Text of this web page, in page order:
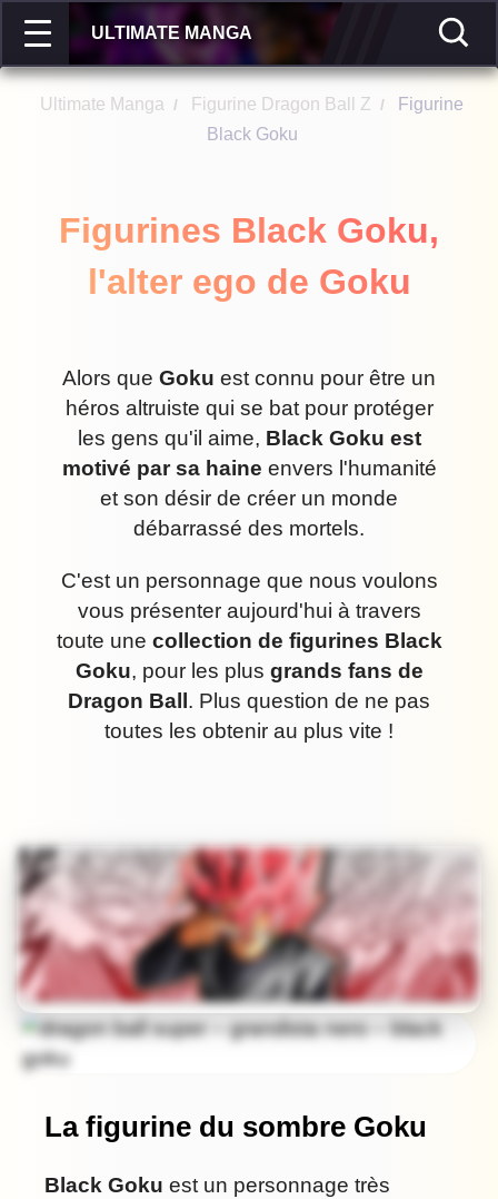
ULTIMATE MANGA
Ultimate Manga / Figurine Dragon Ball Z /
Figurine
Black Goku
Figurines Black Goku,
l'alter ego de Goku
Alors que Goku est connu pour être un
héros altruiste qui se bat pour protéger
les gens qu'il aime, Black Goku est
motivé par sa haine envers l'humanité
et son désir de créer un monde
débarrassé des mortels.
C'est un personnage que nous voulons
vous présenter aujourd'hui à travers
toute une collection de figurines Black
Goku, pour les plus grands fans de
Dragon Ball . Plus question de ne pas
toutes les obtenir au plus vite !
La figurine du sombre Goku
Black Goku est un personnage très